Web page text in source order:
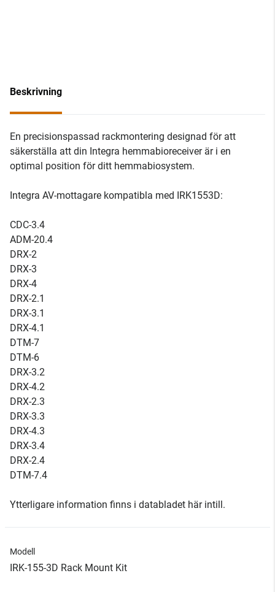
Beskrivning
En precisionspassad rackmontering designad för att
säkerställa att din Integra hemmabioreceiver är i en
optimal position för ditt hemmabiosystem.
Integra AV-mottagare kompatibla med IRK1553D:
CDC-3.4
ADM-20.4
DRX-2
DRX-3
DRX-4
DRX-2.1
DRX-3.1
DRX-4.1
DTM-7
DTM-6
DRX-3.2
DRX-4.2
DRX-2.3
DRX-3.3
DRX-4.3
DRX-3.4
DRX-2.4
DTM-7.4
Ytterligare information finns i databladet här intill.
Modell
IRK-155-3D Rack Mount Kit